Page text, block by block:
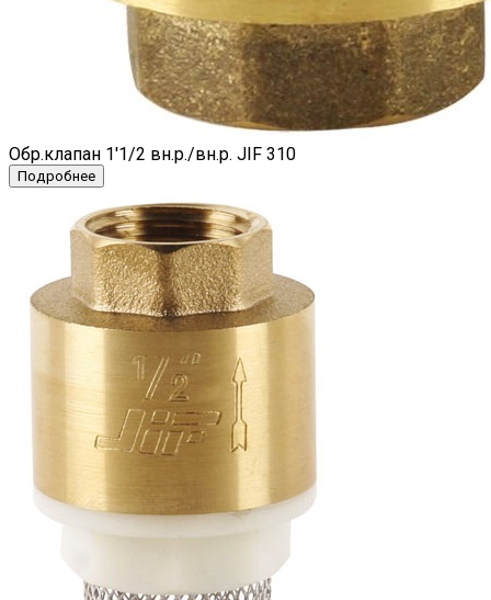
Обр.клапан 1'1/2 вн.р./вн.р. JIF 310